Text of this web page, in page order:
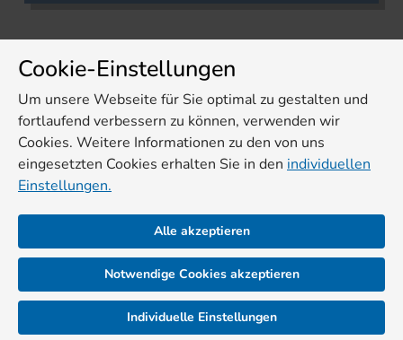
Cookie-Einstellungen
Um unsere Webseite für Sie optimal zu gestalten und
fortlaufend verbessern zu können, verwenden wir
Cookies. Weitere Informationen zu den von uns
eingesetzten Cookies erhalten Sie in den individuellen
Einstellungen.
Alle akzeptieren
Notwendige Cookies akzeptieren
Individuelle Einstellungen